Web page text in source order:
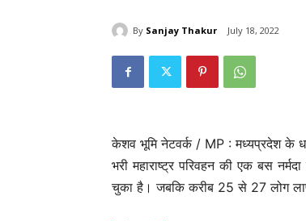
By Sanjay Thakur July 18, 2022
केशव भूमि नेटवर्क / MP : मध्यप्रदेश के
भरी महाराष्ट्र परिवहन की एक बस
चुका है। जबकि करीब 25 से 27 लोग
बेरोजगार युवाओं के लिए सुनहरा
में 5000 नौकरियां, ₹1.61
पालघर में युवासेना